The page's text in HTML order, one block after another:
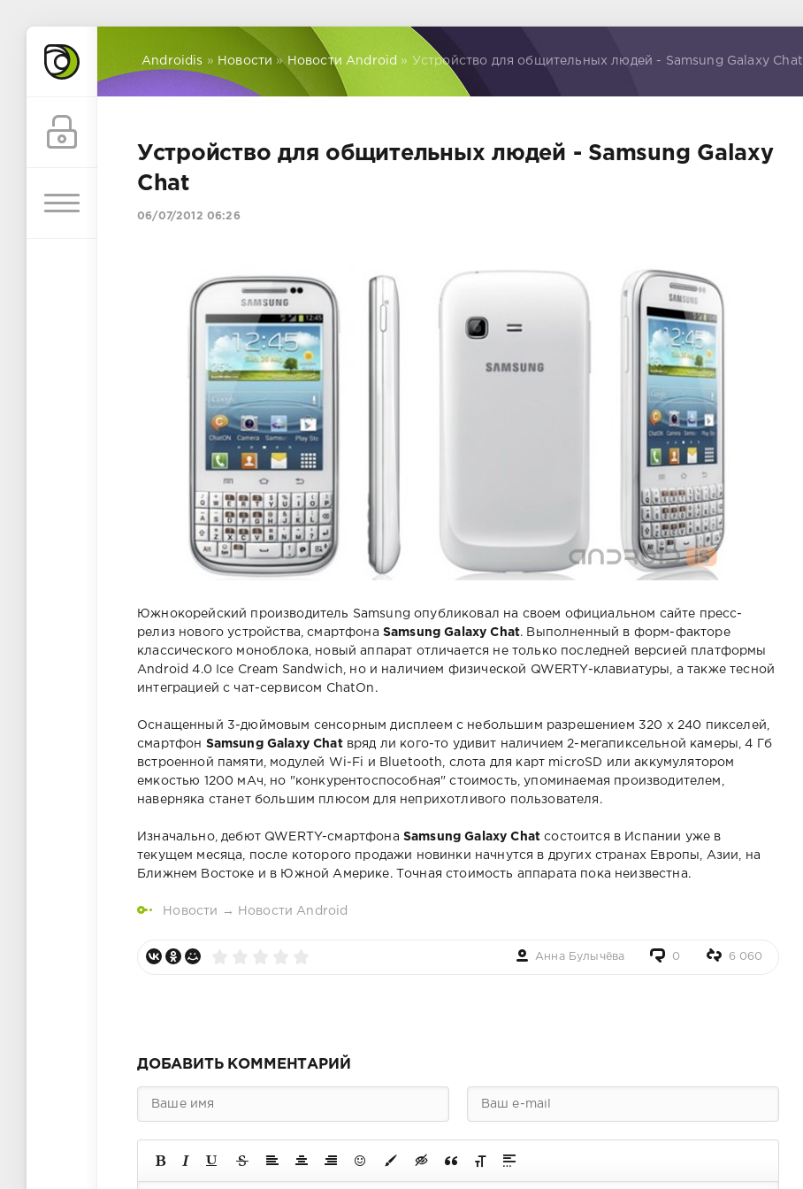
Androidis » Новости » Новости Android » Устройство для общительных людей - Samsung Galaxy Chat
Устройство для общительных людей - Samsung Galaxy
Chat
06/07/2012 06:26
Южнокорейский производитель Samsung опубликовал на своем официальном сайте пресс-
релиз нового устройства, смартфона Samsung Galaxy Chat. Выполненный в форм-факторе
классического моноблока, новый аппарат отличается не только последней версией платформы
Android 4.0 Ice Cream Sandwich, но и наличием физической QWERTY-клавиатуры, а также тесной
интеграцией с чат-сервисом ChatOn.
Оснащенный 3-дюймовым сенсорным дисплеем с небольшим разрешением 320 х 240 пикселей,
смартфон Samsung Galaxy Chatвряд ли кого-то удивит наличием 2-мегапиксельной камеры, 4 Гб
встроенной памяти, модулей Wi-Fi и Bluetooth, слота для карт microSD или аккумулятором
емкостью 1200 мАч, но "конкурентоспособная" стоимость, упоминаемая производителем,
наверняка станет большим плюсом для неприхотливого пользователя.
Изначально, дебют QWERTY-смартфона Samsung Galaxy Chat состоится в Испании уже в
текущем месяца, после которого продажи новинки начнутся в других странах Европы, Азии, на
Ближнем Востоке и в Южной Америке. Точная стоимость аппарата пока неизвестна.
Новости → Новости Android
Анна Булычёва 0 6 060
ДОБАВИТЬ КОММЕНТАРИЙ